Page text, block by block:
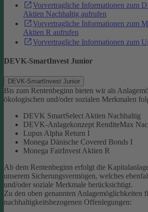
Vorvertragliche Informationen zum
Aktien Nachhaltig aufrufen
Vorvertragliche Informationen zum
Aktien R aufrufen
Vorvertragliche Informationen zum
DEVK-SmartInvest Junior
DEVK-SmartInvest Junior
Bis zum Rentenbeginn bieten wir als
ökologischen und/oder sozialen Merkmalen
DEVK SmartSelect Aktien Nachhaltig
DEVK-Anlagekonzept RenditeMax
Lupus Alpha Return I
Monega Dänische Covered Bonds I
Monega FairInvest Aktien R
Ab dem Rentenbeginn erfolgt die
unserem Sicherungsvermögen, welches
und/oder soziale Merkmale berücksichtigt.
Zu den oben genannten Anlagemöglichkeiten
nachhaltigkeitsbezogenen Offenlegungen: